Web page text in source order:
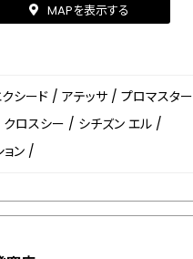
MAPを表示する
シード / アテッサ / プロマスター
クロスシー / シチズン エル /
ン /